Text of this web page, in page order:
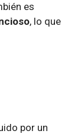
es
, lo que
por un